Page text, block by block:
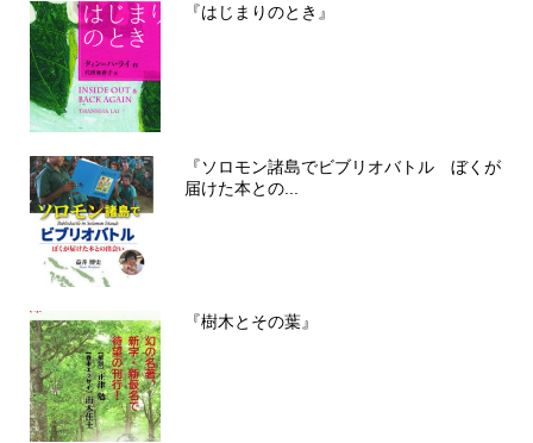
『はじまりのとき』
『ソロモン諸島でビブリオバトル ぼくが
届けた本との...
『樹木とその葉』